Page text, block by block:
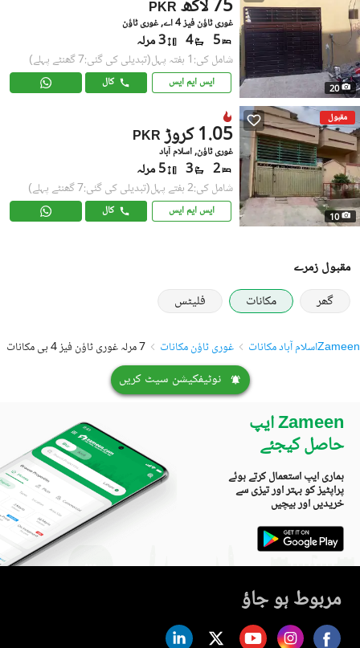
20
PKR 75 لاکھ
غوری ٹاؤن فیز 4 اے, غوری ٹاؤن
5
4 3 مرلہ
شامل کی:1 ہفتہ پہل (تبدیلی کی گئی:7 گھنٹے پہلے)
ایس ایم ایس کال
مقبول
10
PKR 1.05 کروڑ
غوری ٹاؤن, اسلام آباد
2
3 5 مرلہ
شامل کی:2 ہفتے پہل (تبدیلی کی گئی:7 گھنٹے پہلے)
ایس ایم ایس کال
مقبول زمرے
گھر
مکانات فلیٹس
Zameenاسلام آباد مکانات غوری ٹاؤن مکانات 7 مرلہ غوری ٹاؤن فیز 4 بی مکانات
نوٹیفکیشن سیٹ کریں
Zameen ایپ
حاصل کیجئے
ہماری ایپ استعمال کرتے ہوئے
پراپٹیز کو بہتر اور تیزی سے
خریدیں اور بیچیں
مربوط ہو جاؤ